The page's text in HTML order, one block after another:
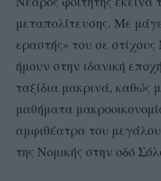
μεταπολίτευσης. Mε
εραστής» του σε
ήμουν στην ιδανική
ταξίδια μακρινά,
μαθήματα
αμφιθέατρα του
της Νομικής στην οδό